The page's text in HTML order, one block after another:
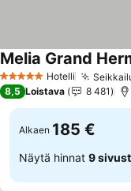
5 Tähtiluokitus
Hotelli
Melia Grand
8,5 Loistava 8 481
Alkaen 185 €
Näytä hinnat 9